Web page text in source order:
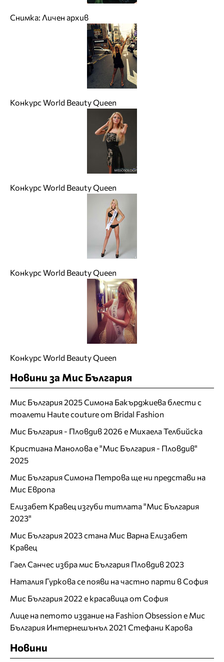
Снимка: Личен архив
Конкурс World Beauty Queen
Конкурс World Beauty Queen
Конкурс World Beauty Queen
Конкурс World Beauty Queen
Новини за Мис България
Мис България 2025 Симона Бакърджиева блести с
тоалети Haute couture от Bridal Fashion
Мис България - Пловдив 2026 е Михаела Телбийска
Кристиана Манолова е "Мис България - Пловдив"
2025
Мис България Симона Петрова ще ни представи на
Мис Европа
Елизабет Кравец изгуби титлата "Мис България
2023"
Мис България 2023 стана Мис Варна Елизабет
Кравец
Гаел Санчес избра мис България Пловдив 2023
Наталия Гуркова се появи на частно парти в София
Мис България 2022 е красавица от София
Лице на петото издание на Fashion Obsession е Мис
България Интернешънъл 2021 Стефани Карова
Новини